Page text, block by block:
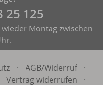
25 125
Montag zwischen
· AGB/Widerruf
·
Vertrag widerrufen ·